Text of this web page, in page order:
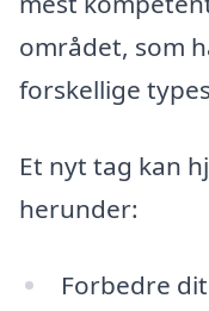
området, som
forskellige
Et nyt tag kan
herunder:
Forbedre